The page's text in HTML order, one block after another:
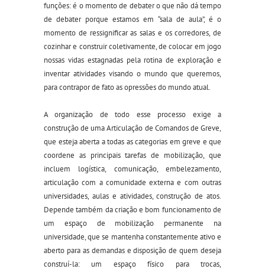
funções: é o momento de debater o que não dá tempo
de debater porque estamos em “sala de aula”, é o
momento de ressignificar as salas e os corredores, de
cozinhar e construir coletivamente, de colocar em jogo
nossas vidas estagnadas pela rotina de exploração e
inventar atividades visando o mundo que queremos,
para contrapor de fato as opressões do mundo atual.
A organização de todo esse processo exige a
construção de uma Articulação de Comandos de Greve,
que esteja aberta a todas as categorias em greve e que
coordene as principais tarefas de mobilização, que
incluem logística, comunicação, embelezamento,
articulação com a comunidade externa e com outras
universidades, aulas e atividades, construção de atos.
Depende também da criação e bom funcionamento de
um espaço de mobilização permanente na
universidade, que se mantenha constantemente ativo e
aberto para as demandas e disposição de quem deseja
construí-la: um espaço físico para trocas,